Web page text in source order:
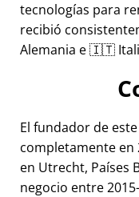
tecnologías para
recibió
Alemania e 🇮🇹
El fundador de
completamente en
en Utrecht, Países
negocio entre